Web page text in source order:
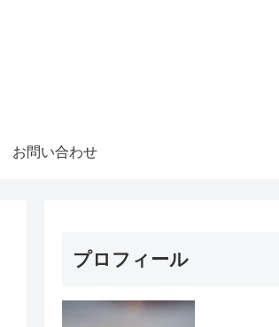
お問い合わせ
プロフィール